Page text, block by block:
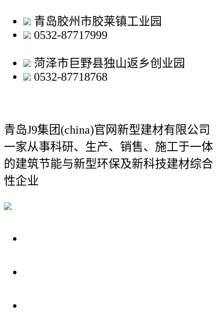
青岛胶州市胶莱镇工业园
0532-87717999
菏泽市巨野县独山返乡创业园
0532-87718768
青岛J9集团(china)官网新型建材有限公司
一家从事科研、生产、销售、施工于一体
的建筑节能与新型环保及新科技建材综合
性企业